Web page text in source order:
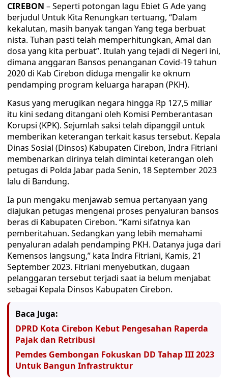
CIREBON – Seperti potongan lagu Ebiet G Ade yang
berjudul Untuk Kita Renungkan tertuang, “Dalam
kekalutan, masih banyak tangan Yang tega berbuat
nista. Tuhan pasti telah memperhitungkan, Amal dan
dosa yang kita perbuat”. Itulah yang tejadi di Negeri ini,
dimana anggaran Bansos penanganan Covid-19 tahun
2020 di Kab Cirebon diduga mengalir ke oknum
pendamping program keluarga harapan (PKH).
Kasus yang merugikan negara hingga Rp 127,5 miliar
itu kini sedang ditangani oleh Komisi Pemberantasan
Korupsi (KPK). Sejumlah saksi telah dipanggil untuk
memberikan keterangan terkait kasus tersebut. Kepala
Dinas Sosial (Dinsos) Kabupaten Cirebon, Indra Fitriani
membenarkan dirinya telah dimintai keterangan oleh
petugas di Polda Jabar pada Senin, 18 September 2023
lalu di Bandung.
Ia pun mengaku menjawab semua pertanyaan yang
diajukan petugas mengenai proses penyaluran bansos
beras di Kabupaten Cirebon. “Kami sifatnya kan
pemberitahuan. Sedangkan yang lebih memahami
penyaluran adalah pendamping PKH. Datanya juga dari
Kemensos langsung,” kata Indra Fitriani, Kamis, 21
September 2023. Fitriani menyebutkan, dugaan
pelanggaran tersebut terjadi saat ia belum menjabat
sebagai Kepala Dinsos Kabupaten Cirebon.
Baca Juga:
DPRD Kota Cirebon Kebut Pengesahan Raperda
Pajak dan Retribusi
Pemdes Gembongan Fokuskan DD Tahap III 2023
Untuk Bangun Infrastruktur